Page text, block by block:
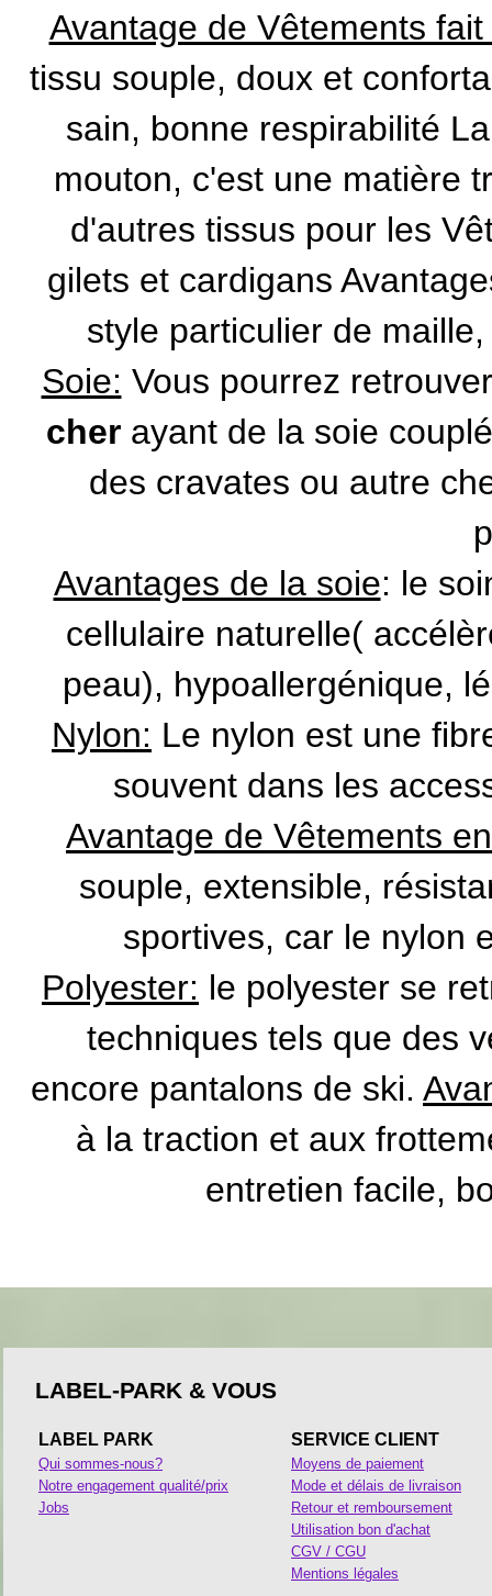
Avantage de Vêtements
tissu souple, doux et
sain, bonne respirabilité
mouton, c'est une matière
d'autres tissus pour les
gilets et cardigans
style particulier de
Soie: Vous pourrez
cher ayant de la soie
des cravates ou autre
Avantages de la soie: le
cellulaire naturelle(
peau), hypoallergénique,
Nylon: Le nylon est une
souvent dans les
Avantage de Vêtements
souple, extensible,
sportives, car le nylon
Polyester: le polyester se
techniques tels que des
encore pantalons de ski.
à la traction et aux
entretien facile,
LABEL-PARK & VOUS
LABEL PARK
Qui sommes-nous?
Notre engagement qualité/prix
Jobs
SERVICE CLIENT
Moyens de paiement
Mode et délais de livraison
Retour et remboursement
Utilisation bon d'achat
CGV / CGU
Mentions légales